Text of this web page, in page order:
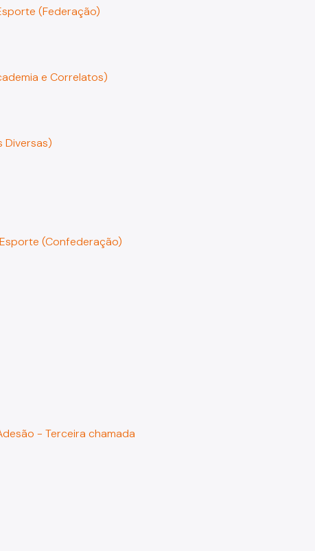
(Federação)
e Correlatos)
Diversas)
(Confederação)
- Terceira chamada